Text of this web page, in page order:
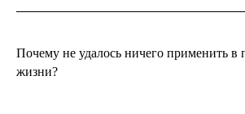
Почему не удалось ничего применить в
жизни?